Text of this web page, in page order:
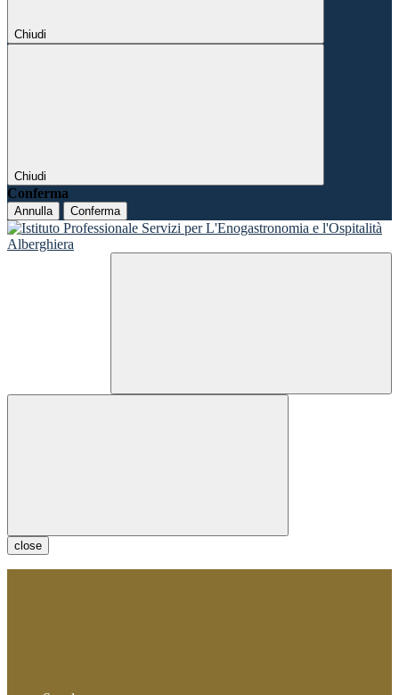
Chiudi
Chiudi
Conferma
Annulla Conferma
close